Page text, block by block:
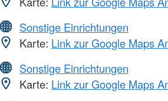
Sonstige Einrichtungen
Karte: Link zur Google Maps
Sonstige Einrichtungen
Karte: Link zur Google Maps